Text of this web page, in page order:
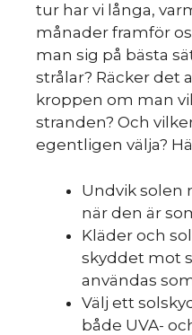
tur har vi långa,
månader framför
man sig på bästa
strålar? Räcker det
kroppen om man
stranden? Och
egentligen välja?
Undvik solen
när den är
Kläder och
skyddet mot
användas
Välj ett
både UVA-